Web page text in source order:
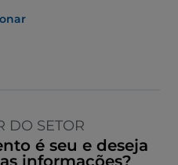
DO SETOR
é seu e deseja
informações?